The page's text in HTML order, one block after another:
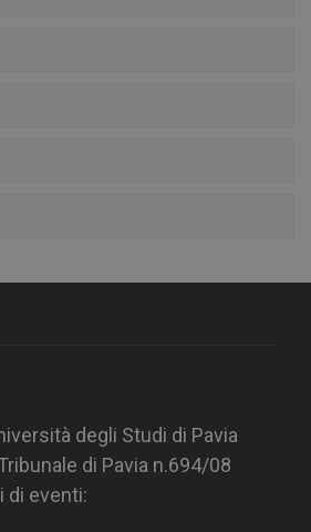
degli Studi di Pavia
di Pavia n.694/08
di eventi: